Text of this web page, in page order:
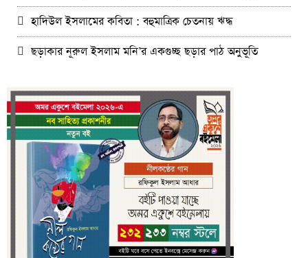
হাদিউল ইসলামের কবিতা : বহুমাত্রিক চেতনায় ঋদ্ধ
ছড়াকার নূরুল ইসলাম মনি’র একগুচ্ছ ছড়ার পাঠ অনুভূতি